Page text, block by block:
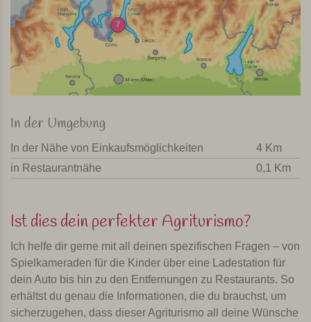
7
In der Umgebung
In der Nähe von Einkaufsmöglichkeiten
4 Km
in Restaurantnähe
0,1 Km
Ist dies dein perfekter Agriturismo?
Ich helfe dir gerne mit all deinen spezifischen Fragen – von
Spielkameraden für die Kinder über eine Ladestation für
dein Auto bis hin zu den Entfernungen zu Restaurants. So
erhältst du genau die Informationen, die du brauchst, um
sicherzugehen, dass dieser Agriturismo all deine Wünsche